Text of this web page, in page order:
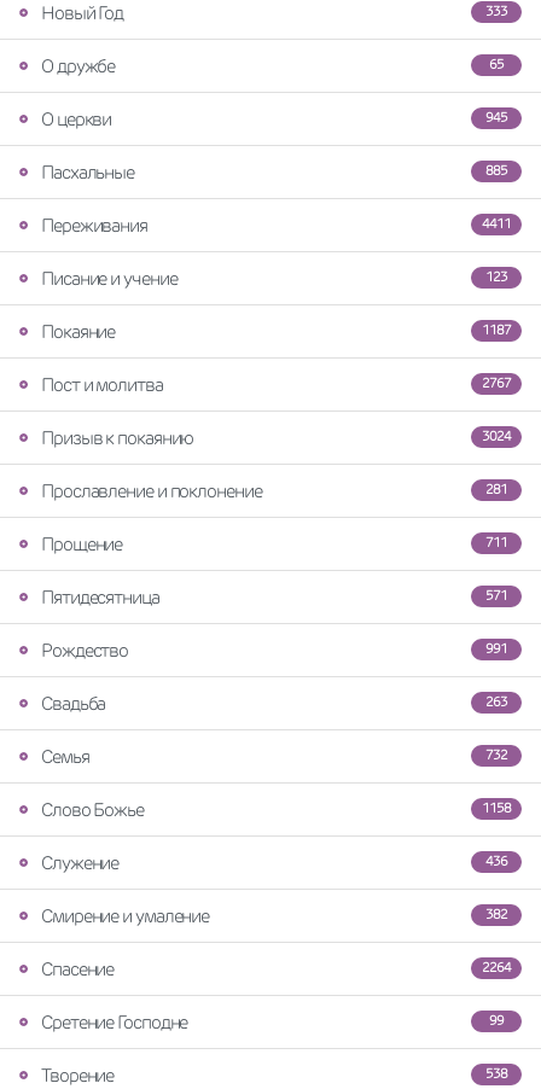
333
Новый Год
65
О дружбе
945
О церкви
885
Пасхальные
4411
Переживания
123
Писание и учение
1187
Покаяние
2767
Пост и молитва
3024
Призыв к покаянию
281
Прославление и поклонение
711
Прощение
571
Пятидесятница
991
Рождество
263
Свадьба
732
Семья
1158
Слово Божье
436
Служение
382
Смирение и умаление
2264
Спасение
99
Сретение Господне
538
Творение